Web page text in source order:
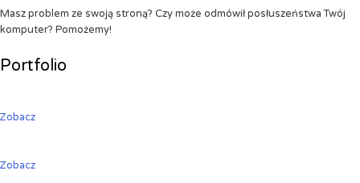
Masz problem ze swoją stroną? Czy może odmówił posłuszeństwa Twój
komputer? Pomożemy!
Portfolio
Zobacz
Zobacz